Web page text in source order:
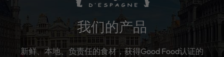
日本語
我们的产品
新鲜、本地、负责任的食材，获得Good Food认证的